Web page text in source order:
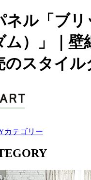
ネル「ブリ
ム）」｜壁
のスタイル
カテゴリー